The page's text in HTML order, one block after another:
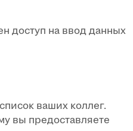
доступ на ввод данных
ваших коллег.
вы предоставляете